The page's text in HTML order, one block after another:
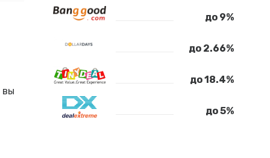
вы
до 9%
до 2.66%
до 18.4%
до 5%